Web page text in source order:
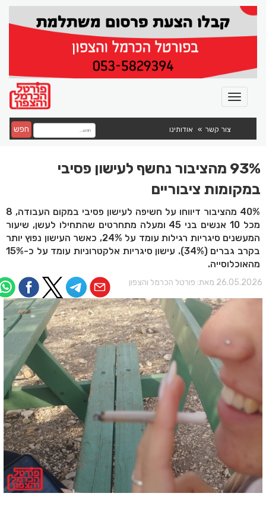
צור קשר אודותינו חפש
93% מהציבור נחשף לעישון פסיבי
במקומות ציבוריים
40% מהציבור דיווחו על חשיפה לעישון פסיבי במקום העבודה, 8
מכל 10 אנשים בני 45 ומעלה מתחרטים שהתחילו לעשן, שיעור
המעשנים סיגריות רגילות עומד על 24%, כאשר העישון נפוץ יותר
בקרב גברים (34%). עישון סיגריות אלקטרוניות עומד על כ-15%
מהאוכלוסייה.
מאת: פורטל הכרמל והצפון